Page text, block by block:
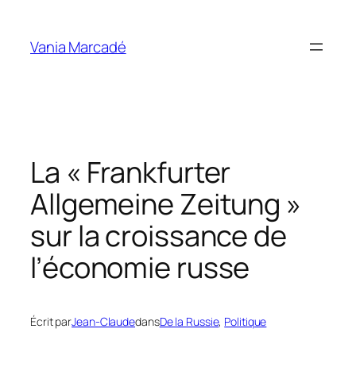
contenu
Vania Marcadé
La « Frankfurter
Allgemeine Zeitung »
sur la croissance de
l’économie russe
Écrit parJean-ClaudedansDe la Russie, Politique